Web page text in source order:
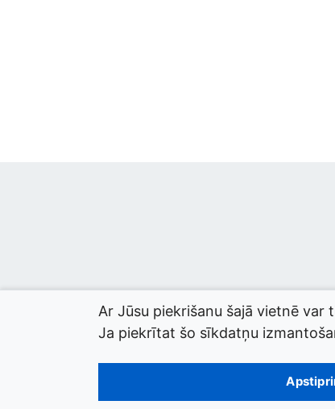
© 2026 termini.gov.lv. Izstrādātājs:
Ar Jūsu piekrišanu šajā vietnē
Ja piekrītat šo sīkdatņu